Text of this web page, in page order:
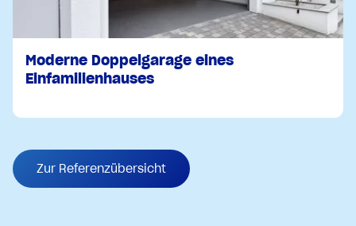
Moderne Doppelgarage eines
Einfamilienhauses
Zur Referenzübersicht